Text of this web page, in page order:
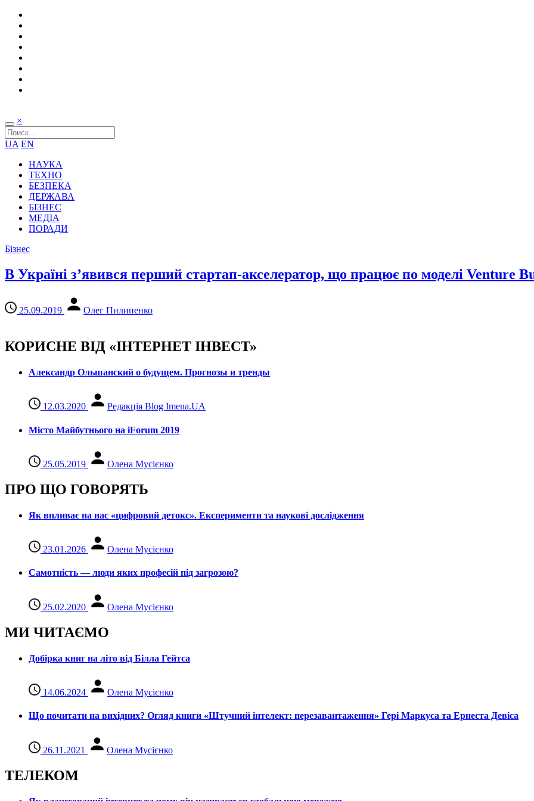
×
UA EN
НАУКА
ТЕХНО
БЕЗПЕКА
ДЕРЖАВА
БІЗНЕС
МЕДІА
ПОРАДИ
Бізнес
В Україні з’явився перший стартап-акселератор, що працює по моделі Venture
25.09.2019 Олег Пилипенко
КОРИСНЕ ВІД «ІНТЕРНЕТ ІНВЕСТ»
Александр Ольшанский о будущем. Прогнозы и тренды
12.03.2020 Редакція Blog Imena.UA
Місто Майбутнього на iForum 2019
25.05.2019 Олена Мусієнко
ПРО ЩО ГОВОРЯТЬ
Як впливає на нас «цифровий детокс». Експерименти та наукові дослідження
23.01.2026 Олена Мусієнко
Самотність — люди яких професій під загрозою?
25.02.2020 Олена Мусієнко
МИ ЧИТАЄМО
Добірка книг на літо від Білла Гейтса
14.06.2024 Олена Мусієнко
Що почитати на вихідних? Огляд книги «Штучний інтелект: перезавантаження» Гері Маркуса та Ернеста Девіса
26.11.2021 Олена Мусієнко
ТЕЛЕКОМ